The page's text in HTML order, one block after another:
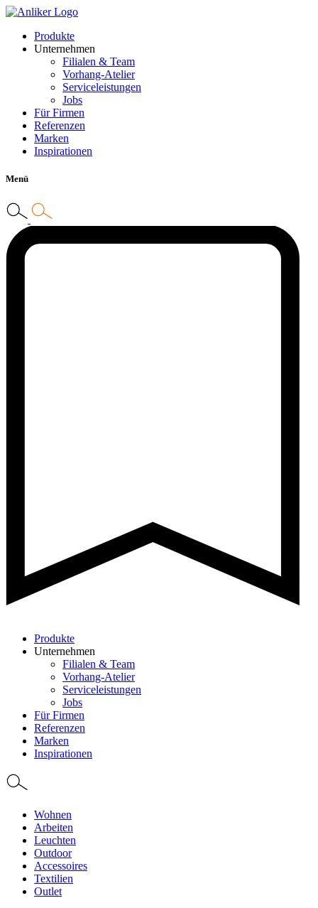
Produkte
Unternehmen
Filialen & Team
Vorhang-Atelier
Serviceleistungen
Jobs
Für Firmen
Referenzen
Marken
Inspirationen
Menü
Produkte
Unternehmen
Filialen & Team
Vorhang-Atelier
Serviceleistungen
Jobs
Für Firmen
Referenzen
Marken
Inspirationen
Wohnen
Arbeiten
Leuchten
Outdoor
Accessoires
Textilien
Outlet